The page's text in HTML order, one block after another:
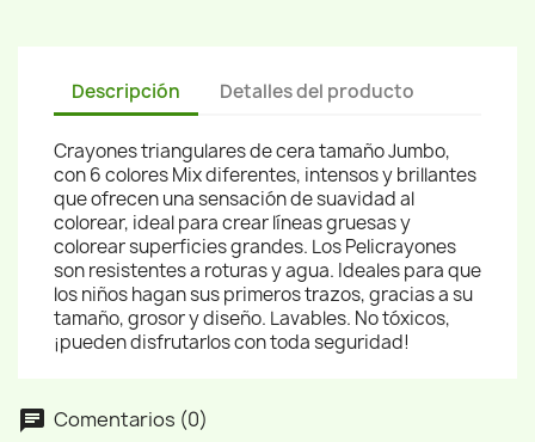
Descripción Detalles del producto
Crayones triangulares de cera tamaño Jumbo,
con 6 colores Mix diferentes, intensos y brillantes
que ofrecen una sensación de suavidad al
colorear, ideal para crear líneas gruesas y
colorear superficies grandes. Los Pelicrayones
son resistentes a roturas y agua. Ideales para que
los niños hagan sus primeros trazos, gracias a su
tamaño, grosor y diseño. Lavables. No tóxicos,
¡pueden disfrutarlos con toda seguridad!
Comentarios (0)